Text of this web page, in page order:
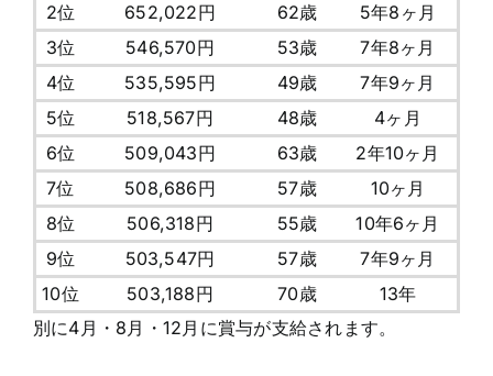
2位
652,022円 62歳
5年8ヶ月
3位
546,570円 53歳
7年8ヶ月
4位
535,595円 49歳
7年9ヶ月
5位
518,567円 48歳
4ヶ月
6位
509,043円 63歳
2年10ヶ月
7位
508,686円 57歳
10ヶ月
8位
506,318円 55歳
10年6ヶ月
9位
503,547円 57歳
7年9ヶ月
10位
503,188円 70歳
13年
別に4月・8月・12月に賞与が支給されます。